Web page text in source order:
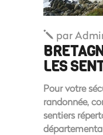
par
LES
Pour votre
randonnée,
sentiers